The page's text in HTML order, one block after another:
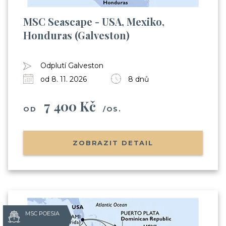
MSC Seascape - USA, Mexiko,
Honduras (Galveston)
Odplutí Galveston
od 8. 11. 2026
8 dnů
OD 7 400 Kč /OS.
ZOBRAZIT DETAIL
MSC POESIA